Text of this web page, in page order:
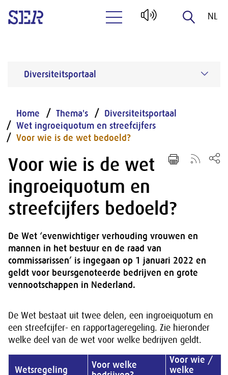
NL
Diversiteitsportaal
Home Thema's
Diversiteitsportaal
Wet ingroeiquotum en streefcijfers
Voor wie is de wet bedoeld?
Voor wie is de wet
ingroeiquotum en
streefcijfers bedoeld?
De Wet ‘evenwichtiger verhouding vrouwen en
mannen in het bestuur en de raad van
commissarissen’ is ingegaan op 1 januari 2022 en
geldt voor beursgenoteerde bedrijven en grote
vennootschappen in Nederland.
De Wet bestaat uit twee delen, een ingroeiquotum en
een streefcijfer- en rapportageregeling. Zie hieronder
welke deel van de wet voor welke bedrijven geldt.
Wetsregeling
Voor welke
Voor wie /
welke